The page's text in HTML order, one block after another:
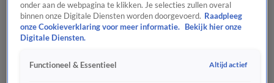
onder aan de webpagina te klikken. Je selecties zullen overal
binnen onze Digitale Diensten worden doorgevoerd. Raadpleeg
onze Cookieverklaring voor meer informatie.
Bekijk hier onze
Digitale Diensten.
Functioneel & Essentieel Altijd actief